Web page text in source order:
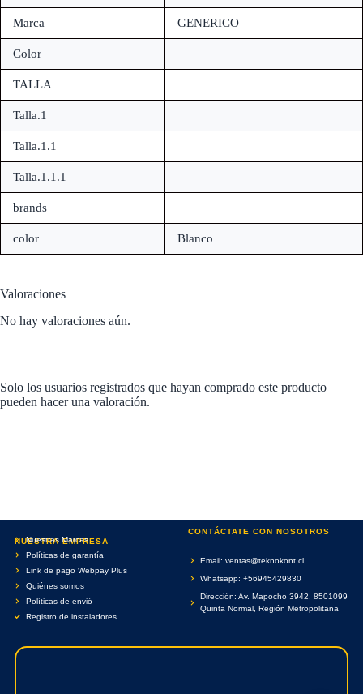
Marca GENERICO
Color
TALLA
Talla.1
Talla.1.1
Talla.1.1.1
brands
color Blanco
Valoraciones
No hay valoraciones aún.
Solo los usuarios registrados que hayan comprado este producto
pueden hacer una valoración.
NUESTRA EMPRESA
Nuestras Marcas
Políticas de garantía
Link de pago Webpay Plus
Quiénes somos
Políticas de envió
Registro de instaladores
CONTÁCTATE CON NOSOTROS
Email: ventas@teknokont.cl
Whatsapp: +56945429830
Dirección: Av. Mapocho 3942, 8501099
Quinta Normal, Región Metropolitana